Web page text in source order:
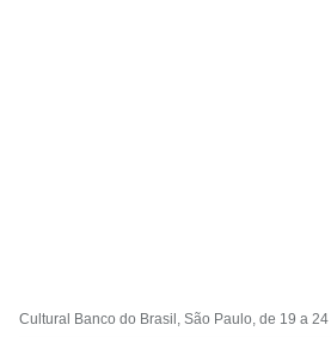
Cultural Banco do Brasil, São Paulo, de 19 a 24